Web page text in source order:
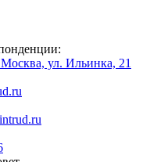
ул. Ильинка, 21